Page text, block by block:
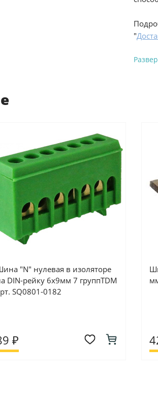
"
"N" нулевая в изоляторе
DIN-рейку 6x9мм 7 группTDM
SQ0801-0182
₽